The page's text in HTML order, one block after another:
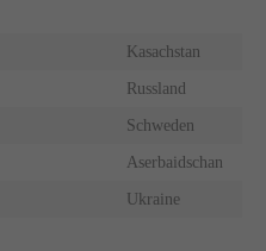
Kasachstan
Russland
Schweden
Aserbaidschan
Ukraine